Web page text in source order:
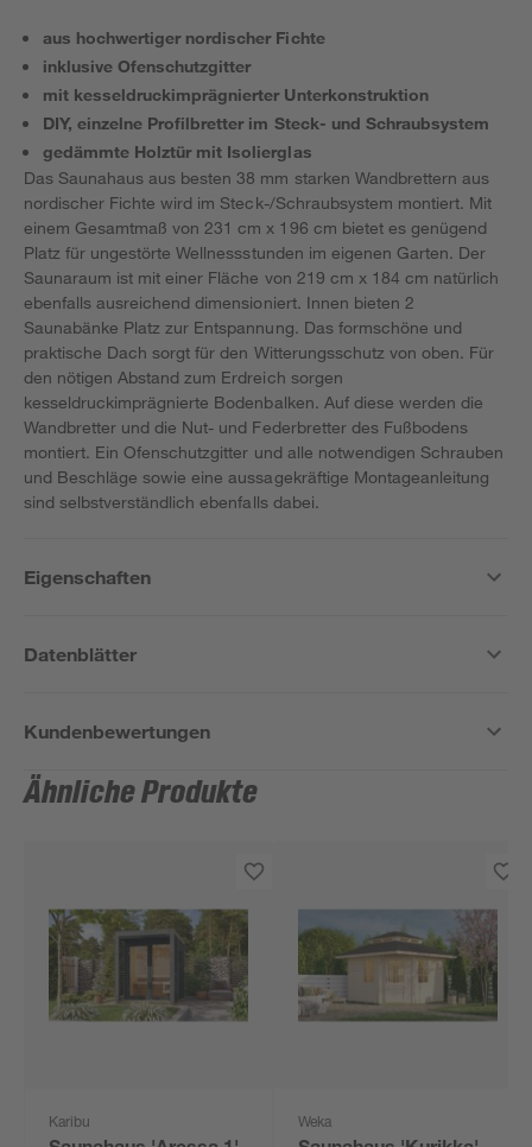
aus hochwertiger nordischer Fichte
inklusive Ofenschutzgitter
mit kesseldruckimprägnierter Unterkonstruktion
DIY, einzelne Profilbretter im Steck- und Schraubsystem
gedämmte Holztür mit Isolierglas
Das Saunahaus aus besten 38 mm starken Wandbrettern aus
nordischer Fichte wird im Steck-/Schraubsystem montiert. Mit
einem Gesamtmaß von 231 cm x 196 cm bietet es genügend
Platz für ungestörte Wellnessstunden im eigenen Garten. Der
Saunaraum ist mit einer Fläche von 219 cm x 184 cm natürlich
ebenfalls ausreichend dimensioniert. Innen bieten 2
Saunabänke Platz zur Entspannung. Das formschöne und
praktische Dach sorgt für den Witterungsschutz von oben. Für
den nötigen Abstand zum Erdreich sorgen
kesseldruckimprägnierte Bodenbalken. Auf diese werden die
Wandbretter und die Nut- und Federbretter des Fußbodens
montiert. Ein Ofenschutzgitter und alle notwendigen Schrauben
und Beschläge sowie eine aussagekräftige Montageanleitung
sind selbstverständlich ebenfalls dabei.
Eigenschaften
Datenblätter
Kundenbewertungen
Ähnliche Produkte
Karibu Weka